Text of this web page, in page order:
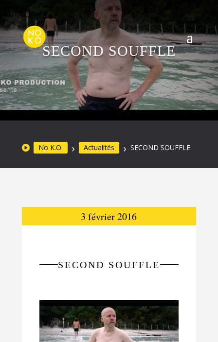
SECOND SOUFFLE
No K.O. Actualités SECOND SOUFFLE
3 février 2016
SECOND SOUFFLE